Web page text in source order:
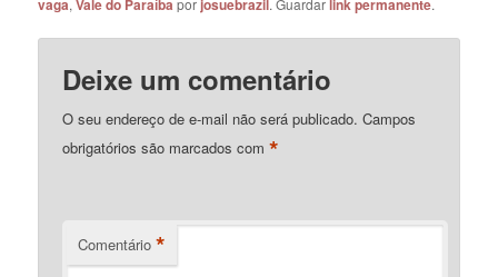
vaga,Vale do Paraíba porjosuebrazil. Guardarlink permanente.
Deixe um comentário
O seu endereço de e-mail não será publicado. Campos
obrigatórios são marcados com*
Comentário *